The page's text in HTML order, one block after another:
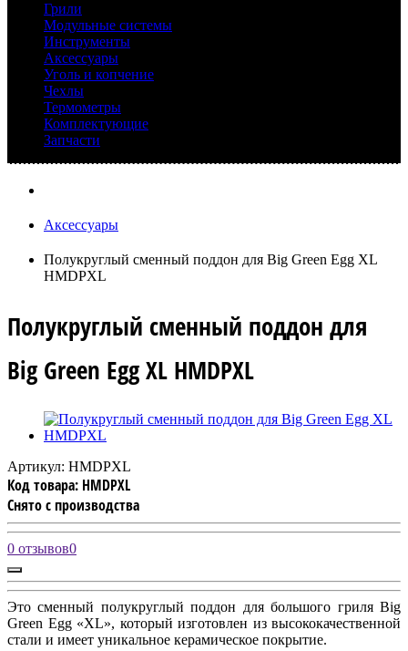
Грили
Модульные системы
Инструменты
Аксессуары
Уголь и копчение
Чехлы
Термометры
Комплектующие
Запчасти
Аксессуары
Полукруглый сменный поддон для Big Green Egg XL
HMDPXL
Полукруглый сменный поддон для
Big Green Egg XL HMDPXL
Артикул: HMDPXL
Код товара: HMDPXL
Снято с производства
0 отзывов0
Это сменный полукруглый поддон для большого гриля Big
Green Egg «XL», который изготовлен из высококачественной
стали и имеет уникальное керамическое покрытие.